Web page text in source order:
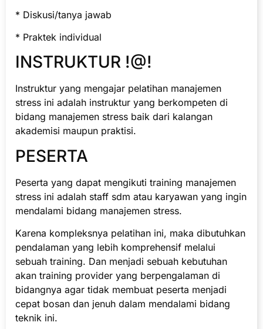
* Diskusi/tanya jawab
* Praktek individual
INSTRUKTUR !@!
Instruktur yang mengajar pelatihan manajemen
stress ini adalah instruktur yang berkompeten di
bidang manajemen stress baik dari kalangan
akademisi maupun praktisi.
PESERTA
Peserta yang dapat mengikuti training manajemen
stress ini adalah staff sdm atau karyawan yang ingin
mendalami bidang manajemen stress.
Karena kompleksnya pelatihan ini, maka dibutuhkan
pendalaman yang lebih komprehensif melalui
sebuah training. Dan menjadi sebuah kebutuhan
akan training provider yang berpengalaman di
bidangnya agar tidak membuat peserta menjadi
cepat bosan dan jenuh dalam mendalami bidang
teknik ini.